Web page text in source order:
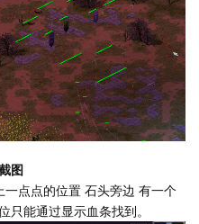
图
点点的位置 石头旁边 有一个
只能通过显示血条找到。